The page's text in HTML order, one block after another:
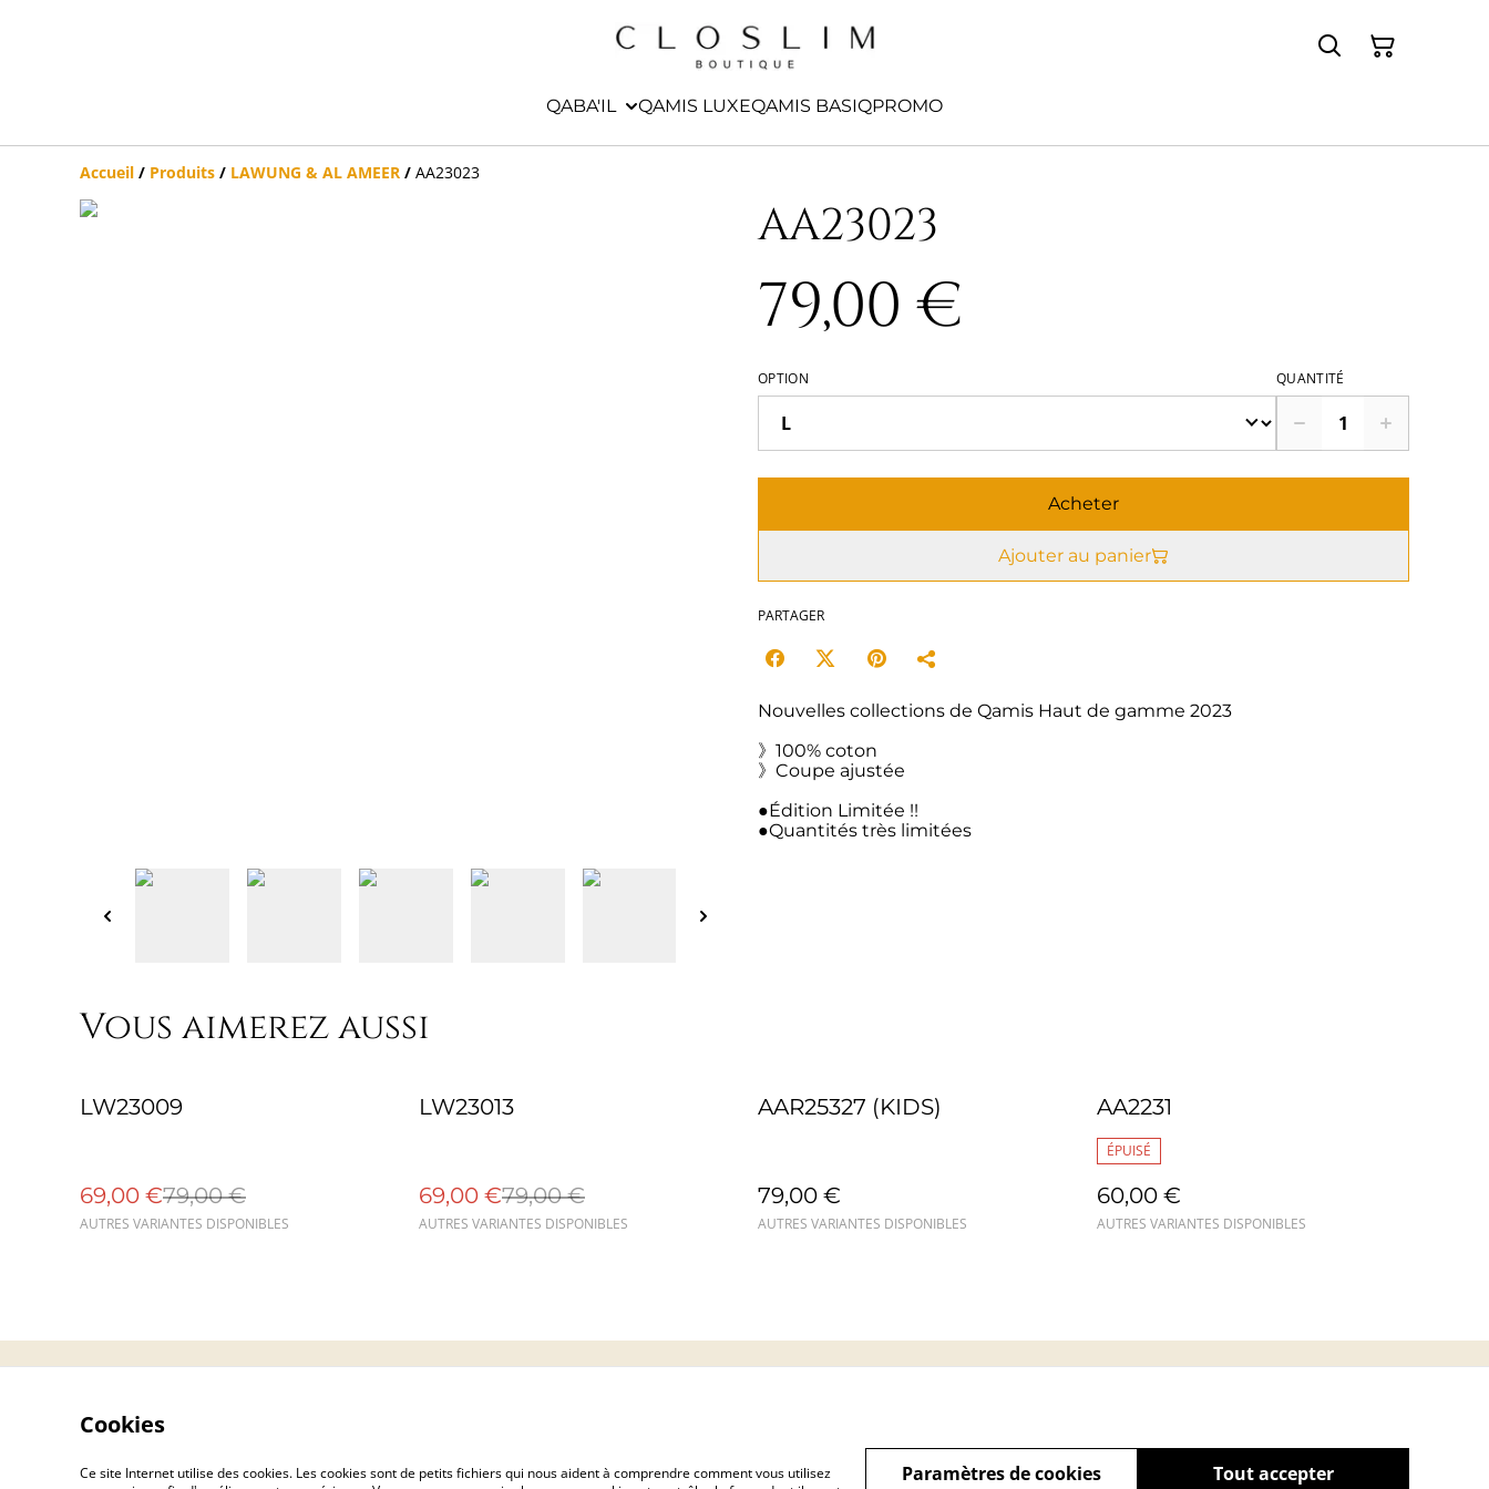
QABA'IL QAMIS LUXEQAMIS BASIQPROMO
Accueil / Produits / LAWUNG & AL AMEER / AA23023
AA23023
79,00 €
OPTION QUANTITÉ
Acheter
Ajouter au panier
PARTAGER
Nouvelles collections de Qamis Haut de gamme 2023
》100% coton
》Coupe ajustée
●Édition Limitée !!
●Quantités très limitées
Vous aimerez aussi
%
LW23009
69,00 €79,00 €
AUTRES VARIANTES DISPONIBLES
%
LW23013
69,00 €79,00 €
AUTRES VARIANTES DISPONIBLES
AAR25327 (KIDS)
79,00 €
AUTRES VARIANTES DISPONIBLES
AA2231
ÉPUISÉ
60,00 €
AUTRES VARIANTES DISPONIBLES
Cookies
Ce site Internet utilise des cookies. Les cookies sont de petits fichiers qui nous aident à comprendre comment vous utilisez
Tout accepter
Paramètres de cookies